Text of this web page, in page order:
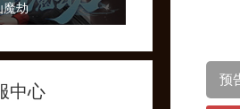
预
魔劫
中心